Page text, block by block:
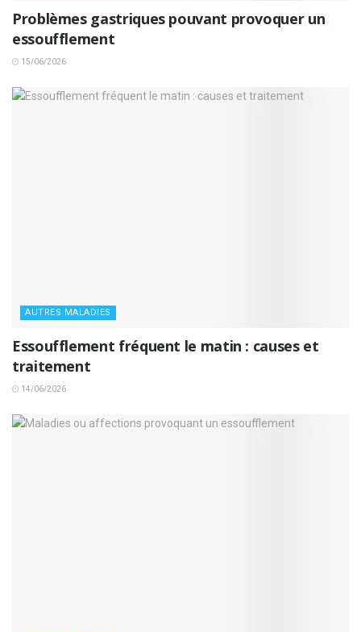
Problèmes gastriques pouvant provoquer un
essoufflement
15/06/2026
AUTRES MALADIES
Essoufflement fréquent le matin : causes et
traitement
14/06/2026